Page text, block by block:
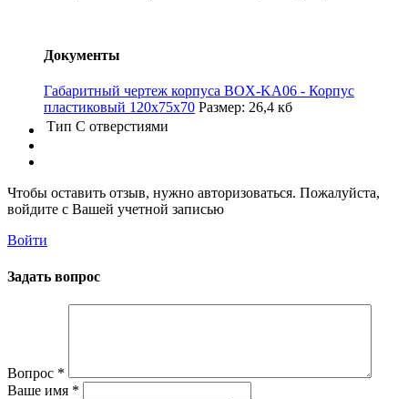
Документы
Габаритный чертеж корпуса BOX-KA06 - Корпус
пластиковый 120x75x70 Размер: 26,4 кб
Тип С отверстиями
Чтобы оставить отзыв, нужно авторизоваться. Пожалуйста,
войдите с Вашей учетной записью
Войти
Задать вопрос
Вопрос *
Ваше имя *